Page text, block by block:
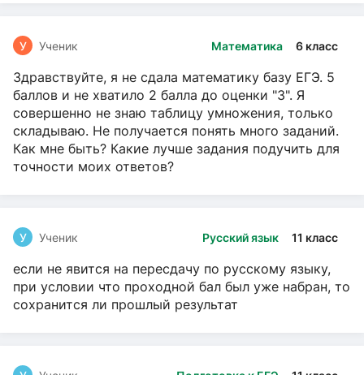
Математика 6 класс
У Ученик
Здравствуйте, я не сдала математику базу ЕГЭ. 5
баллов и не хватило 2 балла до оценки "3". Я
совершенно не знаю таблицу умножения, только
складываю. Не получается понять много заданий.
Как мне быть? Какие лучше задания подучить для
точности моих ответов?
Русский язык 11 класс
У Ученик
если не явится на пересдачу по русскому языку,
при условии что проходной бал был уже набран, то
сохранится ли прошлый результат